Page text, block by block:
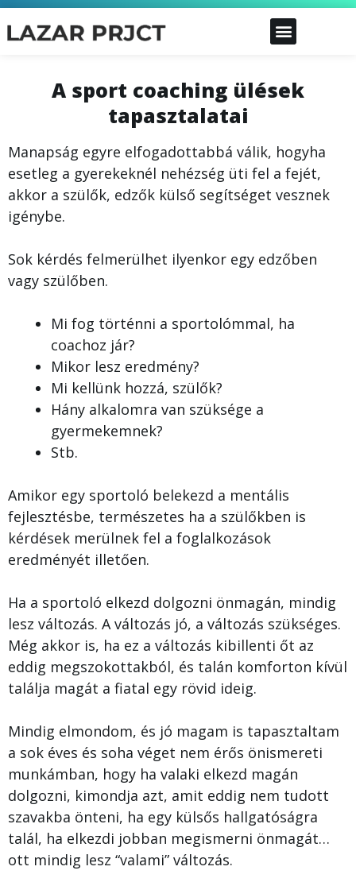
A sport coaching ülések
tapasztalatai
Manapság egyre elfogadottabbá válik, hogyha
esetleg a gyerekeknél nehézség üti fel a fejét,
akkor a szülők, edzők külső segítséget vesznek
igénybe.
Sok kérdés felmerülhet ilyenkor egy edzőben
vagy szülőben.
Mi fog történni a sportolómmal, ha
coachoz jár?
Mikor lesz eredmény?
Mi kellünk hozzá, szülők?
Hány alkalomra van szüksége a
gyermekemnek?
Stb.
Amikor egy sportoló belekezd a mentális
fejlesztésbe, természetes ha a szülőkben is
kérdések merülnek fel a foglalkozások
eredményét illetően.
Ha a sportoló elkezd dolgozni önmagán, mindig
lesz változás. A változás jó, a változás szükséges.
Még akkor is, ha ez a változás kibillenti őt az
eddig megszokottakból, és talán komforton kívül
találja magát a fiatal egy rövid ideig.
Mindig elmondom, és jó magam is tapasztaltam
a sok éves és soha véget nem érős önismereti
munkámban, hogy ha valaki elkezd magán
dolgozni, kimondja azt, amit eddig nem tudott
szavakba önteni, ha egy külsős hallgatóságra
talál, ha elkezdi jobban megismerni önmagát…
ott mindig lesz “valami” változás.